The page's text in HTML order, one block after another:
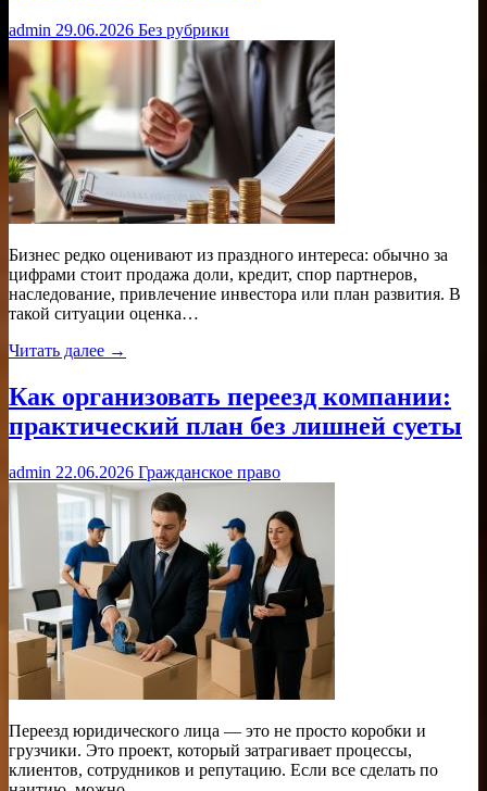
admin 29.06.2026 Без рубрики
Бизнес редко оценивают из праздного интереса: обычно за
цифрами стоит продажа доли, кредит, спор партнеров,
наследование, привлечение инвестора или план развития. В
такой ситуации оценка…
Читать далее →
Как организовать переезд компании:
практический план без лишней суеты
admin 22.06.2026 Гражданское право
Переезд юридического лица — это не просто коробки и
грузчики. Это проект, который затрагивает процессы,
клиентов, сотрудников и репутацию. Если все сделать по